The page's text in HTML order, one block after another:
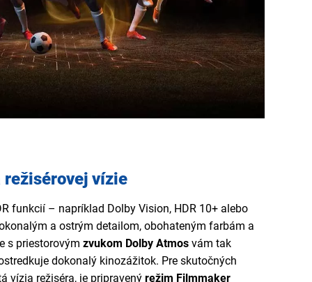
vízie
funkcií – napríklad Dolby Vision, HDR 10+ alebo
a ostrým detailom, obohateným farbám a
s priestorovým zvukom Dolby Atmosvám tak
dokonalý kinozážitok. Pre skutočných
vízia režiséra, je pripravený režim Filmmaker